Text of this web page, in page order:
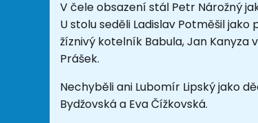
V čele obsazení stál Petr Nárožný
U stolu seděli Ladislav Potměšil
žíznivý kotelník Babula, Jan
Prášek.
Nechyběli ani Lubomír Lipský jako
Bydžovská a Eva Čížkovská.